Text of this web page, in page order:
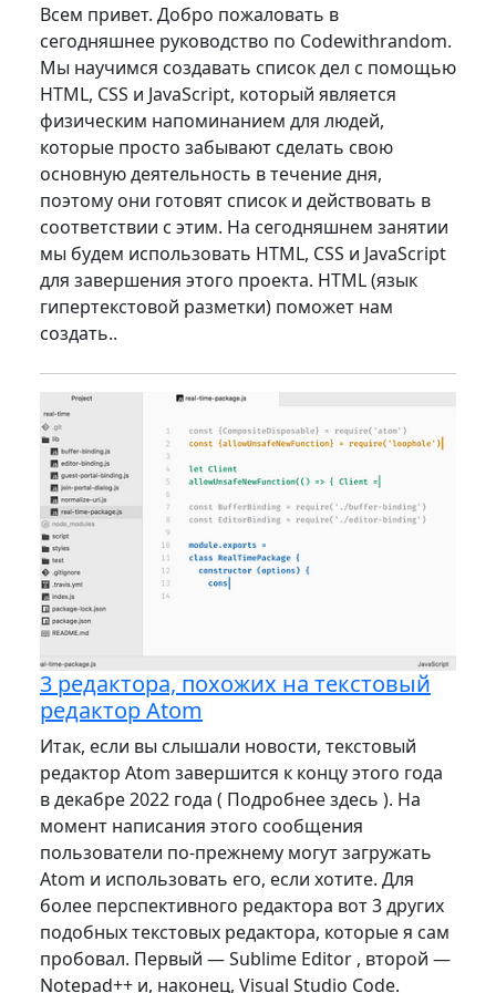
Всем привет. Добро пожаловать в
сегодняшнее руководство по Codewithrandom.
Мы научимся создавать список дел с помощью
HTML, CSS и JavaScript, который является
физическим напоминанием для людей,
которые просто забывают сделать свою
основную деятельность в течение дня,
поэтому они готовят список и действовать в
соответствии с этим. На сегодняшнем занятии
мы будем использовать HTML, CSS и JavaScript
для завершения этого проекта. HTML (язык
гипертекстовой разметки) поможет нам
создать..
3 редактора, похожих на текстовый
редактор Atom
Итак, если вы слышали новости, текстовый
редактор Atom завершится к концу этого года
в декабре 2022 года ( Подробнее здесь ). На
момент написания этого сообщения
пользователи по-прежнему могут загружать
Atom и использовать его, если хотите. Для
более перспективного редактора вот 3 других
подобных текстовых редактора, которые я сам
пробовал. Первый — Sublime Editor , второй —
Notepad++ и, наконец, Visual Studio Code.